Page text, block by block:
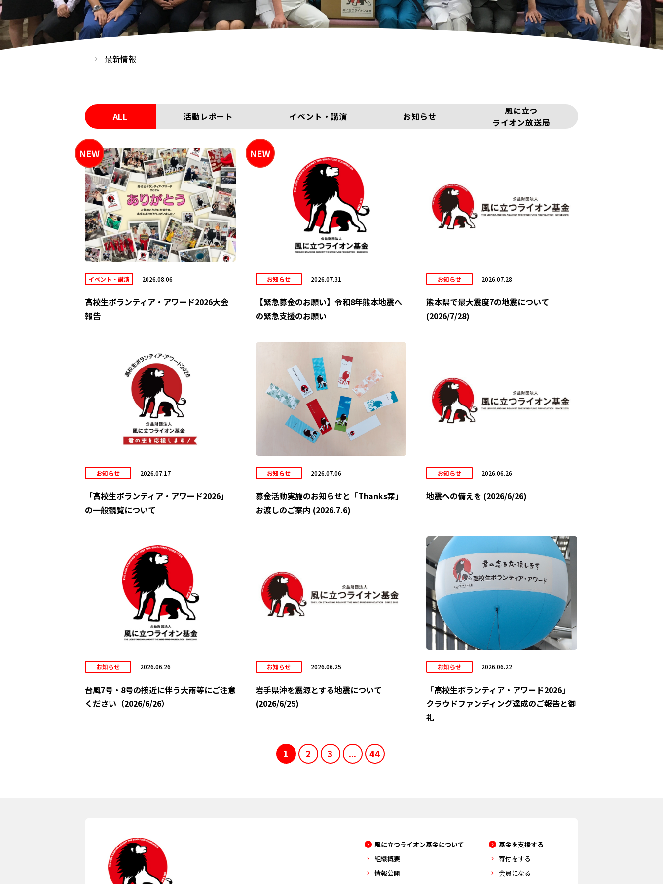
最新情報
ALL 活動レポート イベント・講演 お知らせ
風に立つ
ライオン放送局
イベント・講演 2026.08.06
高校生ボランティア・アワード2026大会
報告
お知らせ 2026.07.31
【緊急募金のお願い】令和8年熊本地震へ
の緊急支援のお願い
お知らせ 2026.07.28
熊本県で最大震度7の地震について
(2026/7/28)
お知らせ 2026.07.17
「高校生ボランティア・アワード2026」
の一般観覧について
お知らせ 2026.07.06
募金活動実施のお知らせと「Thanks栞」
お渡しのご案内 (2026.7.6)
お知らせ 2026.06.26
地震への備えを (2026/6/26)
お知らせ 2026.06.26
台風7号・8号の接近に伴う大雨等にご注意
ください（2026/6/26）
お知らせ 2026.06.25
岩手県沖を震源とする地震について
(2026/6/25)
お知らせ 2026.06.22
「高校生ボランティア・アワード2026」
クラウドファンディング達成のご報告と御
礼
1 2 3 ... 44
風に立つライオン基金について
組織概要
情報公開
基金を支援する
寄付をする
会員になる